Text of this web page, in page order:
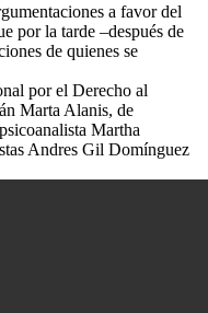
a favor del
por la tarde –después de
de quienes se
por el Derecho al
Marta Alanis, de
Martha
Andres Gil Domínguez